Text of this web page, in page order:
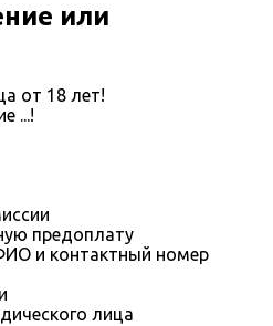
или
от 18 лет!
...!
предоплату
и контактный номер
лица